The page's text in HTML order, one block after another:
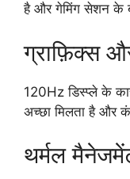
है और गेमिंग सेशन के
ग्राफ़िक्स
120Hz डिस्प्ले के
अच्छा मिलता है और
थर्मल